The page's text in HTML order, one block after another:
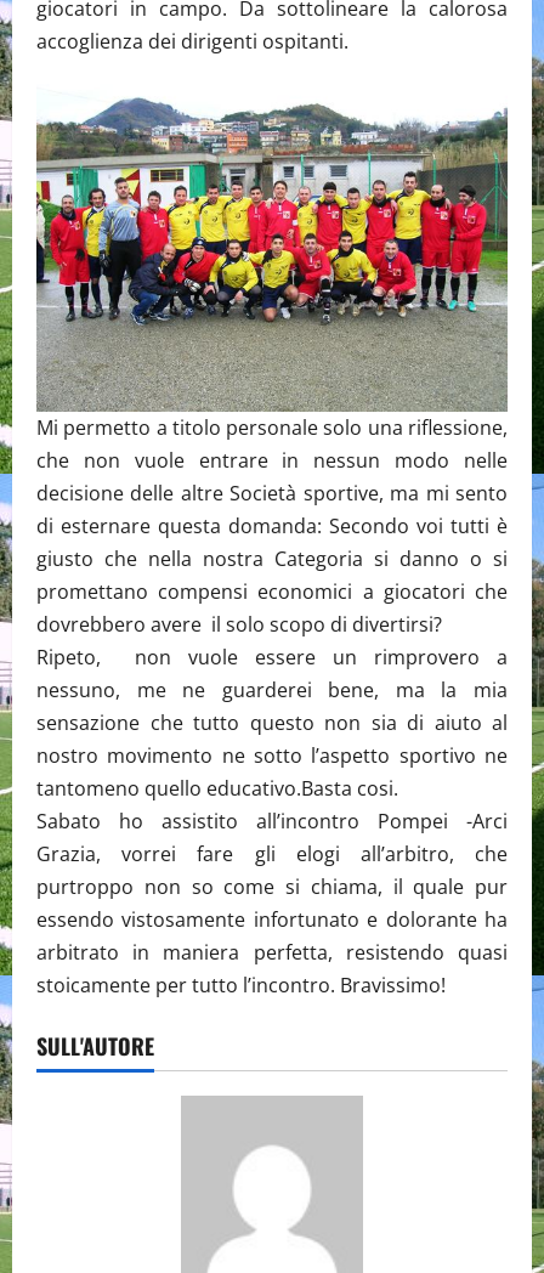
giocatori in campo. Da sottolineare la calorosa
accoglienza dei dirigenti ospitanti.
Mi permetto a titolo personale solo una riflessione,
che non vuole entrare in nessun modo nelle
decisione delle altre Società sportive, ma mi sento
di esternare questa domanda: Secondo voi tutti è
giusto che nella nostra Categoria si danno o si
promettano compensi economici a giocatori che
dovrebbero avere il solo scopo di divertirsi?
Ripeto, non vuole essere un rimprovero a
nessuno, me ne guarderei bene, ma la mia
sensazione che tutto questo non sia di aiuto al
nostro movimento ne sotto l’aspetto sportivo ne
tantomeno quello educativo.Basta cosi.
Sabato ho assistito all’incontro Pompei -Arci
Grazia, vorrei fare gli elogi all’arbitro, che
purtroppo non so come si chiama, il quale pur
essendo vistosamente infortunato e dolorante ha
arbitrato in maniera perfetta, resistendo quasi
stoicamente per tutto l’incontro. Bravissimo!
SULL'AUTORE